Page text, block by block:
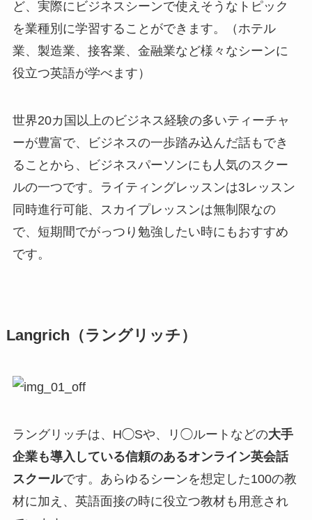
ど、実際にビジネスシーンで使えそうなトピック
を業種別に学習することができます。（ホテル
業、製造業、接客業、金融業など様々なシーンに
役立つ英語が学べます）
世界20カ国以上のビジネス経験の多いティーチャ
ーが豊富で、ビジネスの一歩踏み込んだ話もでき
ることから、ビジネスパーソンにも人気のスクー
ルの一つです。ライティングレッスンは3レッスン
同時進行可能、スカイプレッスンは無制限なの
で、短期間でがっつり勉強したい時にもおすすめ
です。
Langrich（ラングリッチ）
ラングリッチは、H◯Sや、リ◯ルートなどの大手
企業も導入している信頼のあるオンライン英会話
スクールです。あらゆるシーンを想定した100の教
材に加え、英語面接の時に役立つ教材も用意され